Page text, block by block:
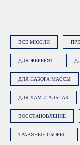
ВСЕ МЮСЛИ
ДЛЯ ЖЕРЕБЯТ
ДЛЯ НАБОРА МАССЫ
ДЛЯ ЛАМ И АЛЬПАК
ВОССТАНОВЛЕНИЕ
ТРАВЯНЫЕ СБОРЫ